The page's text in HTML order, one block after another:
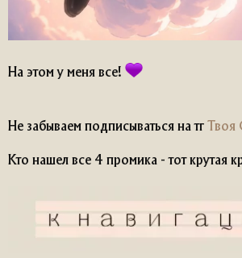
На этом у меня все!
Не забываем подписываться на тг Твоя
Кто нашел все 4 промика - тот крутая